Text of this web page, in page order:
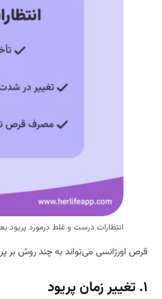
انتظارات درست و غلط درمورد پریود
قرص اورژانسی می‌تواند به چند روش بر
تغییر زمان پریود